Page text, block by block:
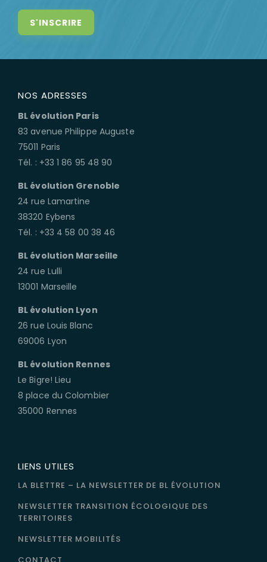
NOS ADRESSES
BL évolution Paris
83 avenue Philippe Auguste
75011 Paris
Tél. : +33 1 86 95 48 90
BL évolution Grenoble
24 rue Lamartine
38320 Eybens
Tél. : +33 4 58 00 38 46
BL évolution Marseille
24 rue Lulli
13001 Marseille
BL évolution Lyon
26 rue Louis Blanc
69006 Lyon
BL évolution Rennes
Le Bigre! Lieu
8 place du Colombier
35000 Rennes
LIENS UTILES
LA BLETTRE – LA NEWSLETTER DE BL ÉVOLUTION
NEWSLETTER TRANSITION ÉCOLOGIQUE DES
TERRITOIRES
NEWSLETTER MOBILITÉS